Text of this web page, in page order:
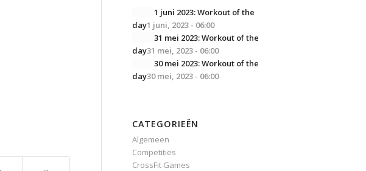
1 juni 2023: Workout of the
day1 juni, 2023 - 06:00
31 mei 2023: Workout of the
day31 mei, 2023 - 06:00
30 mei 2023: Workout of the
day30 mei, 2023 - 06:00
CATEGORIEËN
Algemeen
Competities
CrossFit Games